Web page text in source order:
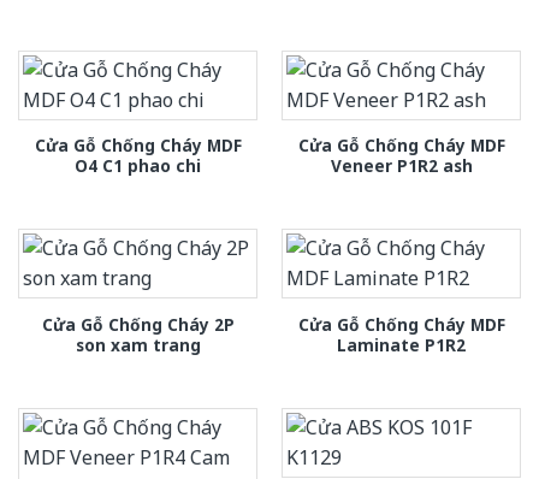
Cửa Gỗ Chống Cháy MDF
O4 C1 phao chi
Cửa Gỗ Chống Cháy MDF
Veneer P1R2 ash
Cửa Gỗ Chống Cháy 2P
son xam trang
Cửa Gỗ Chống Cháy MDF
Laminate P1R2